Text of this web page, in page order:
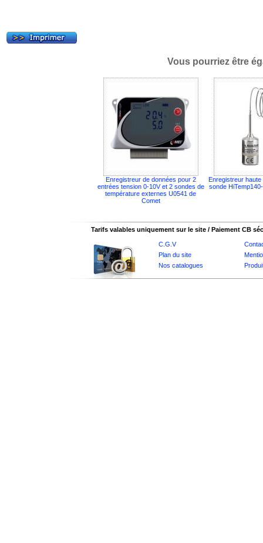
Vous pourriez être
Enregistreur de données pour 2
entrées tension 0-10V et 2 sondes de
température externes U0541 de
Comet
Enregistreur
sonde
Tarifs valables uniquement sur le site / Paiement CB
C.G.V
Plan du site
Nos catalogues